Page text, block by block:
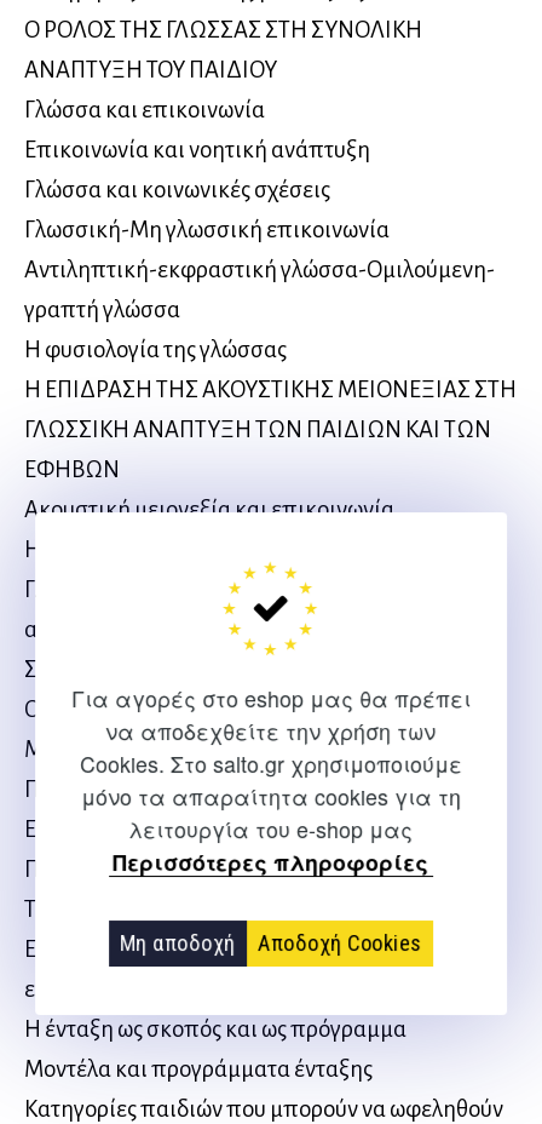
Για αγορές στο eshop μας θα πρέπει
να αποδεχθείτε την χρήση των
Cookies. Στο salto.gr χρησιμοποιούμε
μόνο τα απαραίτητα cookies για τη
λειτουργία του e-shop μας
Περισσότερες πληροφορίες
Μη αποδοχή Αποδοχή Cookies
Ο ΡΟΛΟΣ ΤΗΣ ΓΛΩΣΣΑΣ ΣΤΗ ΣΥΝΟΛΙΚΗ
ΑΝΑΠΤΥΞΗ ΤΟΥ ΠΑΙΔΙΟΥ
Γλώσσα και επικοινωνία
Επικοινωνία και νοητική ανάπτυξη
Γλώσσα και κοινωνικές σχέσεις
Γλωσσική-Μη γλωσσική επικοινωνία
Αντιληπτική-εκφραστική γλώσσα-Ομιλούμενη-
γραπτή γλώσσα
Η φυσιολογία της γλώσσας
Η ΕΠΙΔΡΑΣΗ ΤΗΣ ΑΚΟΥΣΤΙΚΗΣ ΜΕΙΟΝΕΞΙΑΣ ΣΤΗ
ΓΛΩΣΣΙΚΗ ΑΝΑΠΤΥΞΗ ΤΩΝ ΠΑΙΔΙΩΝ ΚΑΙ ΤΩΝ
ΕΦΗΒΩΝ
Ακουστική μειονεξία και επικοινωνία
Η γλώσσα των ατόμων με ακουστική μειονεξία
Γλώσσα και νοητική ανάπτυξη των παιδιών με
ακουστική μειονεξία
Σχολείο και άτομα με ακουστική μειονεξία
Οικογένεια και άτομα με ακουστική μειονεξία
ΜΕΡΟΣ Β’ Ο ΘΕΣΜΟΣ ΤΗΣ ΕΝΤΑΞΗΣ
ΠΡΟΣΕΓΓΙΣΗ ΤΗΣ ΒΑΣΙΚΗΣ ΜΕΤΑΒΛΗΤΗΣ ΤΗΣ
ΕΡΕΥΝΑΣ-ΕΝΝΟΙΟΛΟΓΙΚΕΣ ΔΙΑΣΑΦΗΝΙΣΕΙΣ,
ΠΑΡΑΓΟΝΤΕΣ ΕΠΙΔΡΑΣΗΣ, ΔΙΕΘΝΗΣ ΕΜΠΕΙΡΙΑ
Τι είναι η ένταξη και η ενσωμάτωση
Εμφάνιση του θεσμού, αιτίες εμφάνισης και
εξέλιξη
Η ένταξη ως σκοπός και ως πρόγραμμα
Μοντέλα και προγράμματα ένταξης
Κατηγορίες παιδιών που μπορούν να ωφεληθούν